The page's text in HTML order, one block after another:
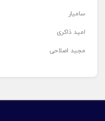
سامیار
امید ذاکری
مجید اصلاحی